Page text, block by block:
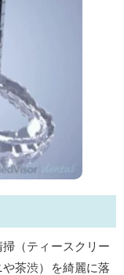
（ティースクリー
茶渋）を綺麗に落